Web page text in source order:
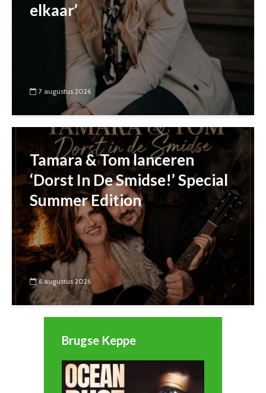
elkaar’
7 augustus 2026
Tamara & Tom lanceren
‘Dorst In De Smidse!’ Special
Summer Edition
6 augustus 2026
Brugse Keppe